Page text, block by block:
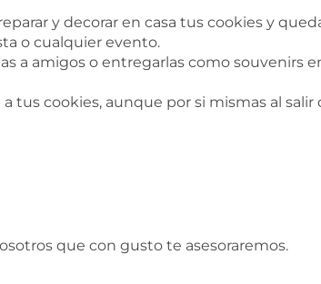
y decorar en casa tus cookies y
o cualquier evento.
a amigos o entregarlas como
cookies, aunque por si mismas al
que con gusto te asesoraremos.